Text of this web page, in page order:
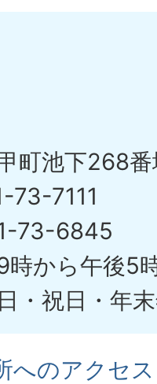
町池下268
73-7111
73-6845
時から午後5
・祝日・年
へのアクセス